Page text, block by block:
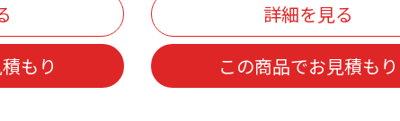
もり
詳細を見る
この商品でお見積もり